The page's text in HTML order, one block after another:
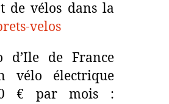
de vélos dans la
velos
d’Ile de France
vélo électrique
€ par mois :